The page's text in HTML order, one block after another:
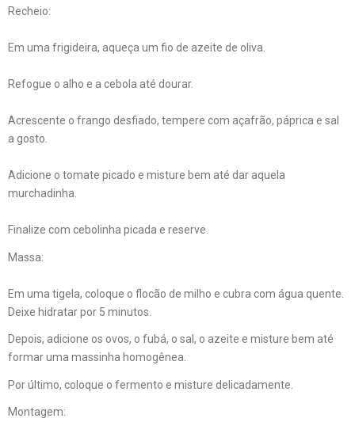
Recheio:
Em uma frigideira, aqueça um fio de azeite de oliva.
Refogue o alho e a cebola até dourar.
Acrescente o frango desfiado, tempere com açafrão, páprica e sal
a gosto.
Adicione o tomate picado e misture bem até dar aquela
murchadinha.
Finalize com cebolinha picada e reserve.
Massa:
Em uma tigela, coloque o flocão de milho e cubra com água quente.
Deixe hidratar por 5 minutos.
Depois, adicione os ovos, o fubá, o sal, o azeite e misture bem até
formar uma massinha homogênea.
Por último, coloque o fermento e misture delicadamente.
Montagem: